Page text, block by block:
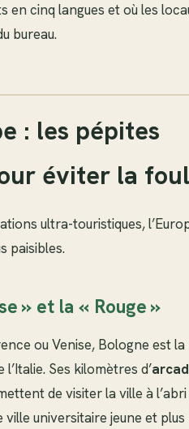
en cinq langues et où les
bureau.
: les pépites
éviter la
ultra-touristiques,
paisibles.
» et la « Rouge »
ou Venise, Bologne est la
Ses kilomètres d’
de visiter la ville à l’abri
ville universitaire jeune et plus